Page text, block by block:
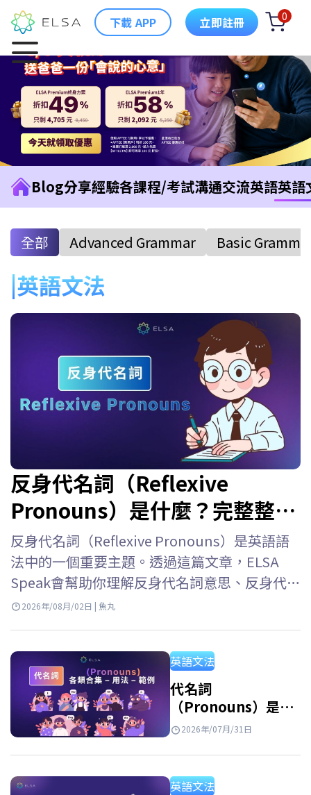
下載 APP 立即註冊 0
Blog分享經驗各課程/考試溝通交流英語英語
全部 Advanced Grammar Basic
英語文法
反身代名詞（Reflexive
Pronouns）是什麼？完整整理
用法、位置、表格與練習題
反身代名詞（Reflexive Pronouns）是英語語
法中的一個重要主題。透過這篇文章，ELSA
Speak會幫助你理解反身代名詞意思、反身代名
詞用法、反身代名詞位置、如何與人稱代名詞
詞 英文 (Reflexive Pronouns) 是指句子中的主
詞和受詞指涉同一個人或事物時，用來指稱執
行動作的人或物的代名詞。此外，反身代名詞
也用於強調主詞或表示由自己完成某個動作。
2026年/08月/02日 | 魚丸
英語文法
代名詞
（Pronouns）是什
麼？英文代名詞種
2026年/07月/31日
英語文法